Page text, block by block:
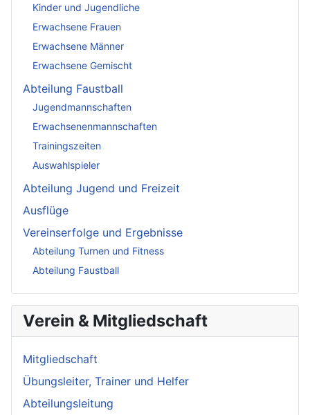
Kinder und Jugendliche
Erwachsene Frauen
Erwachsene Männer
Erwachsene Gemischt
Abteilung Faustball
Jugendmannschaften
Erwachsenenmannschaften
Trainingszeiten
Auswahlspieler
Abteilung Jugend und Freizeit
Ausflüge
Vereinserfolge und Ergebnisse
Abteilung Turnen und Fitness
Abteilung Faustball
Verein & Mitgliedschaft
Mitgliedschaft
Übungsleiter, Trainer und Helfer
Abteilungsleitung